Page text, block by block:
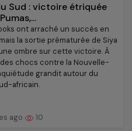
Sud : victoire étriquée
ont arraché un succès en
la sortie prématurée de Siya
ombre sur cette victoire. À
des chocs contre la Nouvelle-
grandit autour du
africain.
ago 10